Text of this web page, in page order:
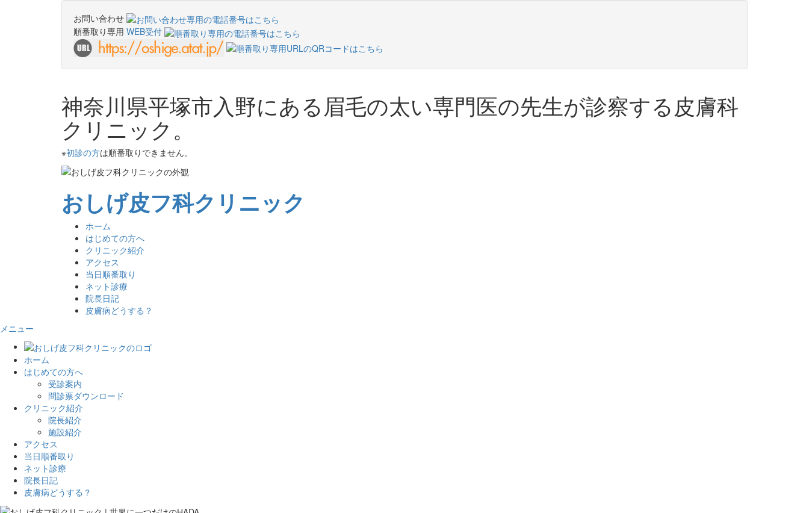
お問い合わせ
順番取り専用 WEB受付
神奈川県平塚市入野にある眉毛の太い専門医の先生が診察する皮膚科
クリニック。
※初診の方は順番取りできません。
おしげ皮フ科クリニック
ホーム
はじめての方へ
クリニック紹介
アクセス
当日順番取り
ネット診療
院長日記
皮膚病どうする？
メニュー
ホーム
はじめての方へ
受診案内
問診票ダウンロード
クリニック紹介
院長紹介
施設紹介
アクセス
当日順番取り
ネット診療
院長日記
皮膚病どうする？